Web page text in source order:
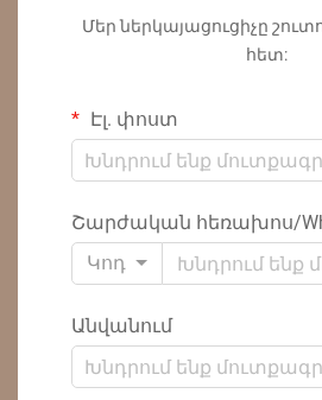
Մեր ներկայացուցիչը
հետ:
Էլ. փոստ
Շարժական հեռախոս/
Կոդ
Անվանում